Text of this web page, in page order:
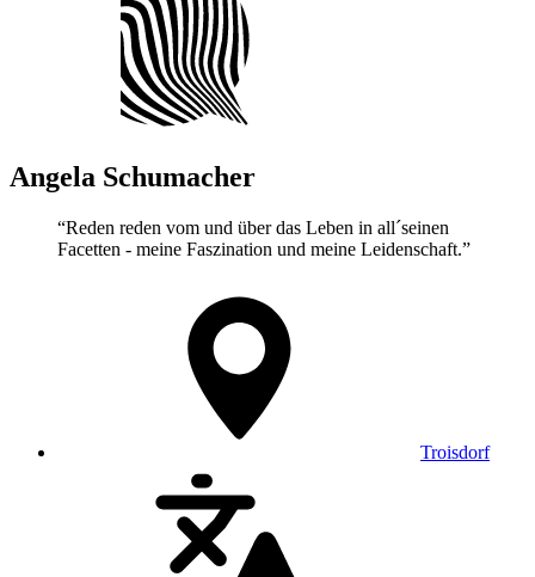
Angela Schumacher
“Reden reden vom und über das Leben in all´seinen
Facetten - meine Faszination und meine Leidenschaft.”
Troisdorf